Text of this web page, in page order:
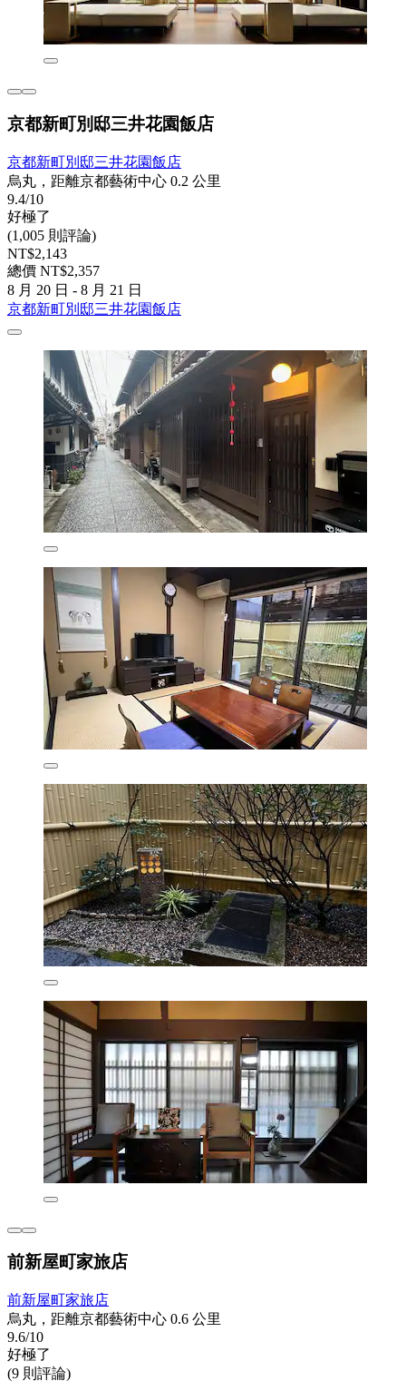
京都新町別邸三井花園飯店
京都新町別邸三井花園飯店
烏丸，距離京都藝術中心 0.2 公里
9.4/10
好極了
(1,005 則評論)
NT$2,143
總價 NT$2,357
8 月 20 日 - 8 月 21 日
京都新町別邸三井花園飯店
前新屋町家旅店
前新屋町家旅店
烏丸，距離京都藝術中心 0.6 公里
9.6/10
好極了
(9 則評論)